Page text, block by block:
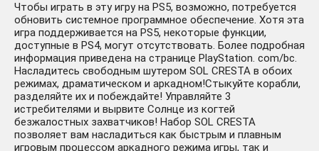
Чтобы играть в эту игру на PS5, возможно, потребуется
обновить системное программное обеспечение. Хотя эта
игра поддерживается на PS5, некоторые функции,
доступные в PS4, могут отсутствовать. Более подробная
информация приведена на странице PlayStation. com/bc.
Насладитесь свободным шутером SOL CRESTA в обоих
режимах, драматическом и аркадном!Стыкуйте корабли,
разделяйте их и побеждайте! Управляйте 3
истребителями и вырвите Солнце из когтей
безжалостных захватчиков! Набор SOL CRESTA
позволяет вам насладиться как быстрым и плавным
игровым процессом аркадного режима игры, так и